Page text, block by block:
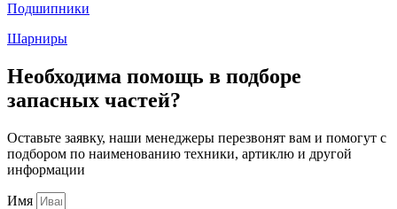
Подшипники
Шарниры
Необходима помощь в подборе
запасных частей?
Оставьте заявку, наши менеджеры перезвонят вам и помогут с
подбором по наименованию техники, артиклю и другой
информации
Имя